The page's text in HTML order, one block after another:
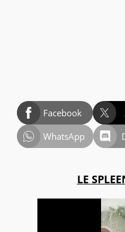
Facebook
WhatsApp
LE